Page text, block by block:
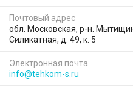
Почтовый адрес
обл. Московская, р-н.
Силикатная, д. 49, к. 5
Электронная почта
info@tehkom-s.ru